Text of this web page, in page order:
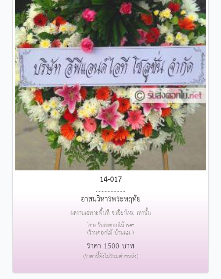
14-017
....................
อาสนวิหารพระหฤทัย
ผลงานเฉพาะพื้นที่ จ.เชียงใหม่ เท่านั้น
โดย รับส่งดอกไม้.net
(ร้านดอกไม้ บ้านแม )
ราคา 1500 บาท
(ราคานี้ยังไม่รวมค่าขนส่ง)